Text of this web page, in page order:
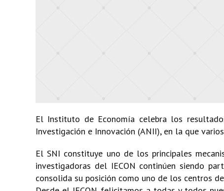
El Instituto de Economía celebra los
Investigación e Innovación (ANII), en la que
El SNI constituye uno de los principales
investigadoras del IECON continúen siendo
consolida su posición como uno de los centros